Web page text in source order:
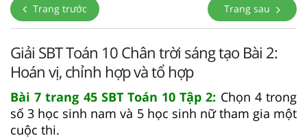
Trang trước Trang sau
Giải SBT Toán 10 Chân trời sáng tạo Bài 2:
Hoán vị, chỉnh hợp và tổ hợp
Bài 7 trang 45 SBT Toán 10 Tập 2: Chọn 4 trong
số 3 học sinh nam và 5 học sinh nữ tham gia một
cuộc thi.